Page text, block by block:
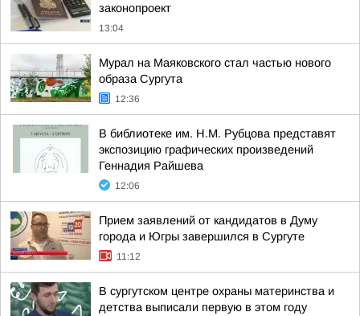
законопроект
13:04
Мурал на Маяковского стал частью нового
образа Сургута
12:36
В библиотеке им. Н.М. Рубцова представят
экспозицию графических произведений
Геннадия Райшева
12:06
Прием заявлений от кандидатов в Думу
города и Югры завершился в Сургуте
11:12
В сургутском центре охраны материнства и
детства выписали первую в этом году